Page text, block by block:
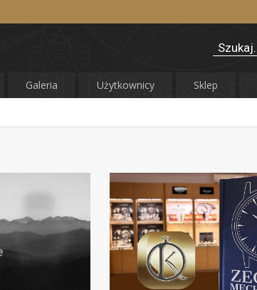
Galeria Użytkownicy Sklep